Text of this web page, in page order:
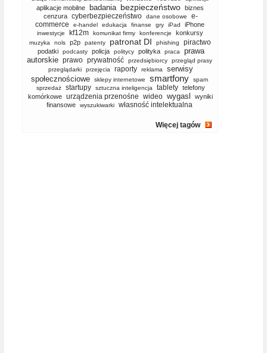
aplikacje mobilne badania bezpieczeństwo biznes
cenzura cyberbezpieczeństwo dane osobowe
e-
commerce
e-handel edukacja finanse gry iPad iPhone
inwestycje kf12m komunikat firmy konferencje konkursy
muzyka nols p2p patenty patronat DI phishing piractwo
podatki podcasty policja politycy polityka praca
prawa
autorskie prawo prywatność przedsiębiorcy
przegląd prasy
przeglądarki
przejęcia raporty reklama
serwisy
społecznościowe
sklepy internetowe smartfony
spam
sprzedaż
startupy sztuczna inteligencja tablety telefony
komórkowe
urządzenia przenośne wideo wygasl
wyniki
finansowe
wyszukiwarki własność intelektualna
Więcej tagów